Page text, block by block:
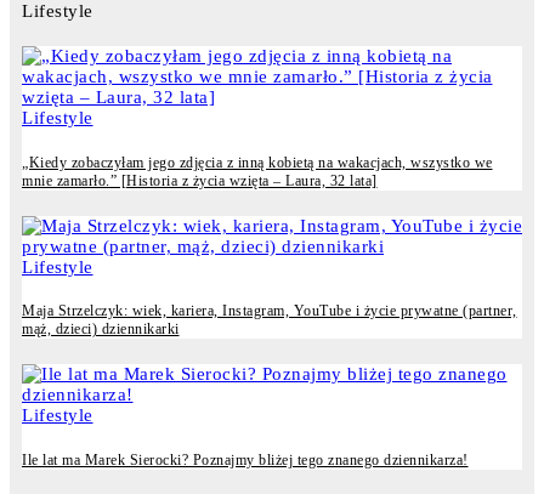
Lifestyle
Lifestyle
„Kiedy zobaczyłam jego zdjęcia z inną kobietą na wakacjach, wszystko we
mnie zamarło.” [Historia z życia wzięta – Laura, 32 lata]
Lifestyle
Maja Strzelczyk: wiek, kariera, Instagram, YouTube i życie prywatne (partner,
mąż, dzieci) dziennikarki
Lifestyle
Ile lat ma Marek Sierocki? Poznajmy bliżej tego znanego dziennikarza!